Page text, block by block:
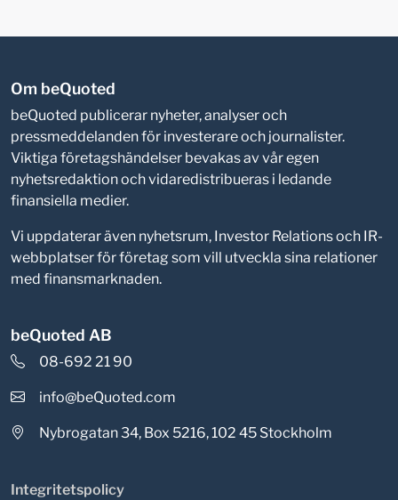
Om beQuoted
beQuoted publicerar nyheter, analyser och
pressmeddelanden för investerare och journalister.
Viktiga företagshändelser bevakas av vår egen
nyhetsredaktion och vidaredistribueras i ledande
finansiella medier.
Vi uppdaterar även nyhetsrum, Investor Relations och IR-
webbplatser för företag som vill utveckla sina relationer
med finansmarknaden.
beQuoted AB
08-692 21 90
info@beQuoted.com
Nybrogatan 34, Box 5216, 102 45 Stockholm
Integritetspolicy